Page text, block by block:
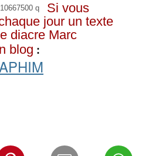
Si vous
jour un texte
diacre Marc
blog :